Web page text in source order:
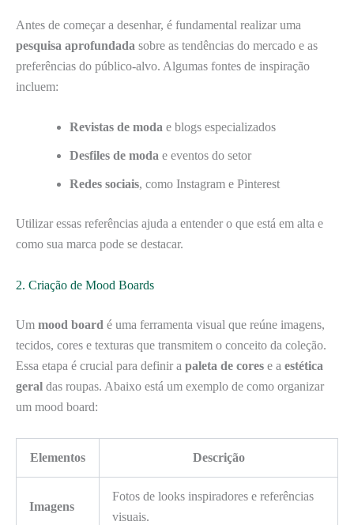
Antes de começar a desenhar, é fundamental realizar uma
pesquisa aprofundada sobre as tendências do mercado e as
preferências do público-alvo. Algumas fontes de inspiração
incluem:
Revistas de moda e blogs especializados
Desfiles de moda e eventos do setor
Redes sociais, como Instagram e Pinterest
Utilizar essas referências ajuda a entender o que está em alta e
como sua marca pode se destacar.
2. Criação de Mood Boards
Um mood board é uma ferramenta visual que reúne imagens,
tecidos, cores e texturas que transmitem o conceito da coleção.
Essa etapa é crucial para definir a paleta de cores e a estética
geral das roupas. Abaixo está um exemplo de como organizar
um mood board:
Elementos Descrição
Imagens
Fotos de looks inspiradores e referências
visuais.